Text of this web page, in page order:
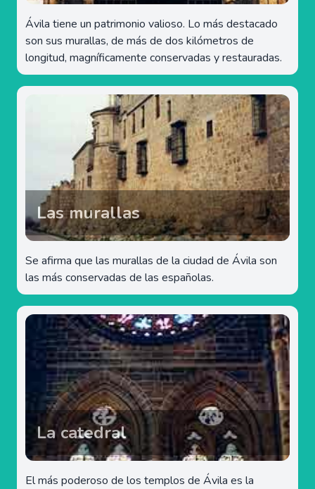
Ávila tiene un patrimonio valioso. Lo más destacado
son sus murallas, de más de dos kilómetros de
longitud, magníficamente conservadas y restauradas.
Las murallas
Se afirma que las murallas de la ciudad de Ávila son
las más conservadas de las españolas.
La catedral
El más poderoso de los templos de Ávila es la